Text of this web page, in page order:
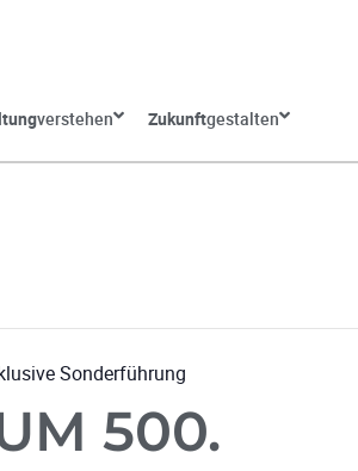
verstehen Zukunftgestalten
Sonderführung
500.